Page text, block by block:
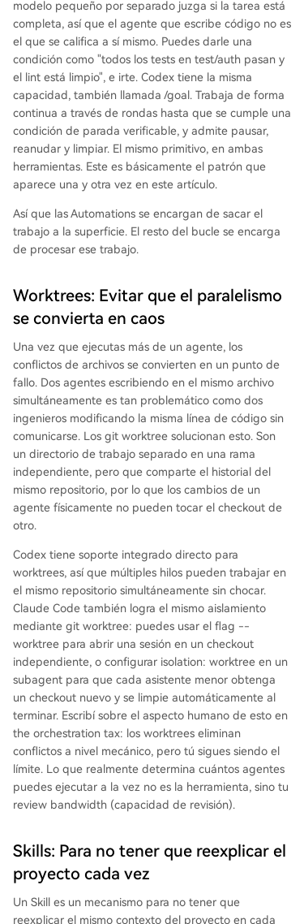
modelo pequeño por separado juzga si la tarea está
completa, así que el agente que escribe código no es
el que se califica a sí mismo. Puedes darle una
condición como "todos los tests en test/auth pasan y
el lint está limpio", e irte. Codex tiene la misma
capacidad, también llamada /goal. Trabaja de forma
continua a través de rondas hasta que se cumple una
condición de parada verificable, y admite pausar,
reanudar y limpiar. El mismo primitivo, en ambas
herramientas. Este es básicamente el patrón que
aparece una y otra vez en este artículo.
Así que las Automations se encargan de sacar el
trabajo a la superficie. El resto del bucle se encarga
de procesar ese trabajo.
Worktrees: Evitar que el paralelismo
se convierta en caos
Una vez que ejecutas más de un agente, los
conflictos de archivos se convierten en un punto de
fallo. Dos agentes escribiendo en el mismo archivo
simultáneamente es tan problemático como dos
ingenieros modificando la misma línea de código sin
comunicarse. Los git worktree solucionan esto. Son
un directorio de trabajo separado en una rama
independiente, pero que comparte el historial del
mismo repositorio, por lo que los cambios de un
agente físicamente no pueden tocar el checkout de
otro.
Codex tiene soporte integrado directo para
worktrees, así que múltiples hilos pueden trabajar en
el mismo repositorio simultáneamente sin chocar.
Claude Code también logra el mismo aislamiento
mediante git worktree: puedes usar el flag --
worktree para abrir una sesión en un checkout
independiente, o configurar isolation: worktree en un
subagent para que cada asistente menor obtenga
un checkout nuevo y se limpie automáticamente al
terminar. Escribí sobre el aspecto humano de esto en
the orchestration tax: los worktrees eliminan
conflictos a nivel mecánico, pero tú sigues siendo el
límite. Lo que realmente determina cuántos agentes
puedes ejecutar a la vez no es la herramienta, sino tu
review bandwidth (capacidad de revisión).
Skills: Para no tener que reexplicar el
proyecto cada vez
Un Skill es un mecanismo para no tener que
reexplicar el mismo contexto del proyecto en cada